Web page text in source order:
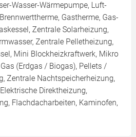
Wasser-Wärmepumpe, Luft-
Gastherme, Gas-
Zentrale Solarheizung,
Zentrale Pelletheizung,
Mini Blockheizkraftwerk, Mikro
(Erdgas / Biogas), Pellets /
Zentrale Nachtspeicherheizung,
Direktheizung,
Flachdacharbeiten, Kaminofen,